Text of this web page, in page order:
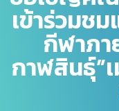
เข้าร่วมช
กีฬาภา
กาฬสินธุ์”